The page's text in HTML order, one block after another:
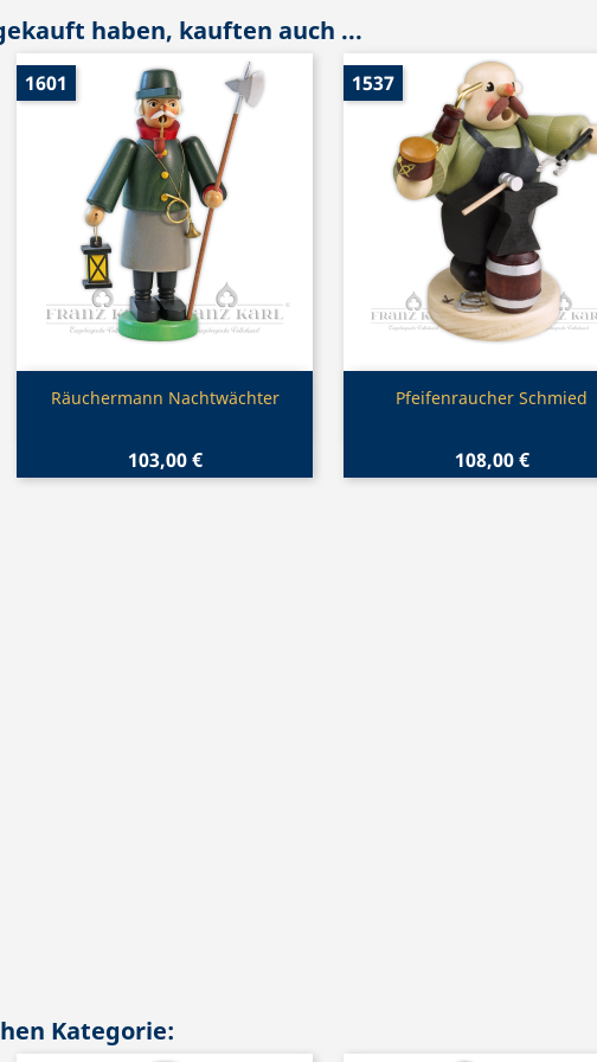
haben, kauften auch ...
Vorschau
Räuchermann Nachtwächter
103,00 €
1601
Vorschau
Pfeifenraucher Schmied
108,00 €
1537
Kategorie: